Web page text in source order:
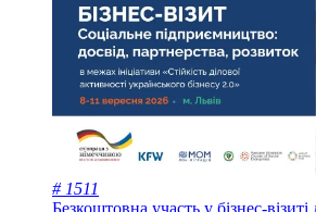
# 1511